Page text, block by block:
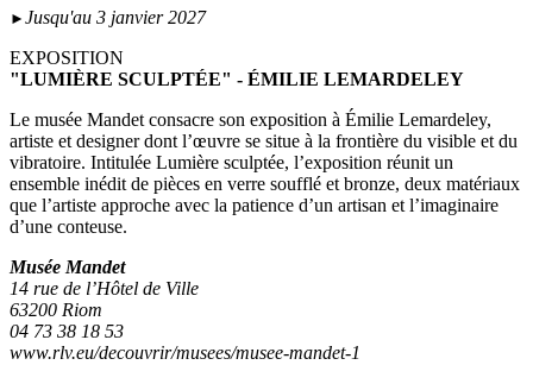
► Jusqu'au 3 janvier 2027
EXPOSITION
"LUMIÈRE SCULPTÉE" - ÉMILIE LEMARDELEY
Le musée Mandet consacre son exposition à Émilie Lemardeley,
artiste et designer dont l’œuvre se situe à la frontière du visible et du
vibratoire. Intitulée Lumière sculptée, l’exposition réunit un
ensemble inédit de pièces en verre soufflé et bronze, deux matériaux
que l’artiste approche avec la patience d’un artisan et l’imaginaire
d’une conteuse.
Musée Mandet
14 rue de l’Hôtel de Ville
63200 Riom
04 73 38 18 53
www.rlv.eu/decouvrir/musees/musee-mandet-1